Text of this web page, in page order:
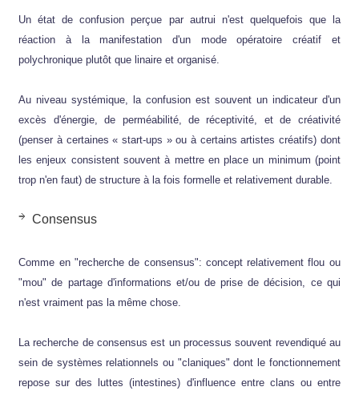
Un état de confusion perçue par autrui n'est quelquefois que la
réaction à la manifestation d'un mode opératoire créatif et
polychronique plutôt que linaire et organisé.
Au niveau systémique, la confusion est souvent un indicateur d'un
excès d'énergie, de perméabilité, de réceptivité, et de créativité
(penser à certaines « start-ups » ou à certains artistes créatifs) dont
les enjeux consistent souvent à mettre en place un minimum (point
trop n'en faut) de structure à la fois formelle et relativement durable.
Consensus
Comme en "recherche de consensus": concept relativement flou ou
"mou" de partage d'informations et/ou de prise de décision, ce qui
n'est vraiment pas la même chose.
La recherche de consensus est un processus souvent revendiqué au
sein de systèmes relationnels ou "claniques" dont le fonctionnement
repose sur des luttes (intestines) d'influence entre clans ou entre